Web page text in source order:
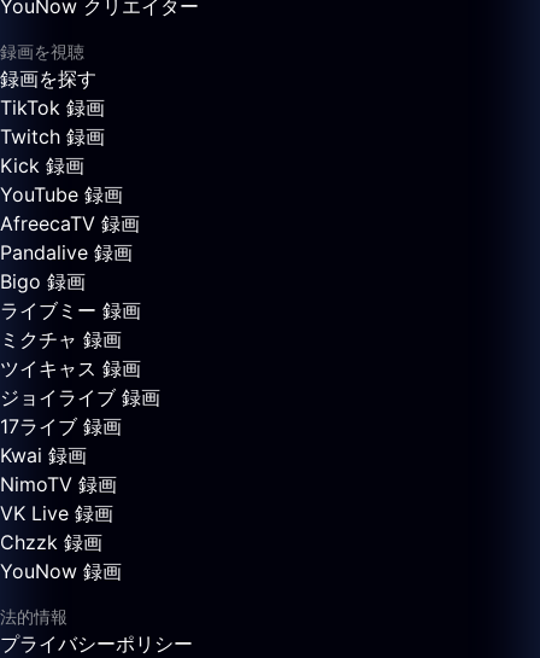
YouNow クリエイター
録画を視聴
録画を探す
TikTok 録画
Twitch 録画
Kick 録画
YouTube 録画
AfreecaTV 録画
Pandalive 録画
Bigo 録画
ライブミー 録画
ミクチャ 録画
ツイキャス 録画
ジョイライブ 録画
17ライブ 録画
Kwai 録画
NimoTV 録画
VK Live 録画
Chzzk 録画
YouNow 録画
法的情報
プライバシーポリシー